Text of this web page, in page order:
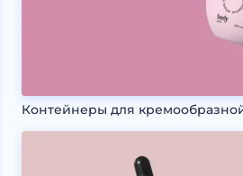
Контейнеры для